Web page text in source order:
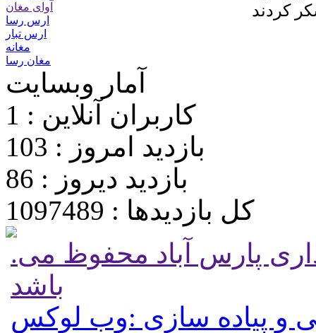
آوای مغان
ارس رسا
ارس تبار
مغانه
مغان رسا
آمار وبسایت
کاربران آنلاین : 1
بازدید امروز : 103
بازدید دیروز : 86
کل بازدیدها : 1097489
.تمامی حقوق برای پایگاه شهرداری پارس آباد محفوظ می
باشد
و پیاده سازی :وب لوکس